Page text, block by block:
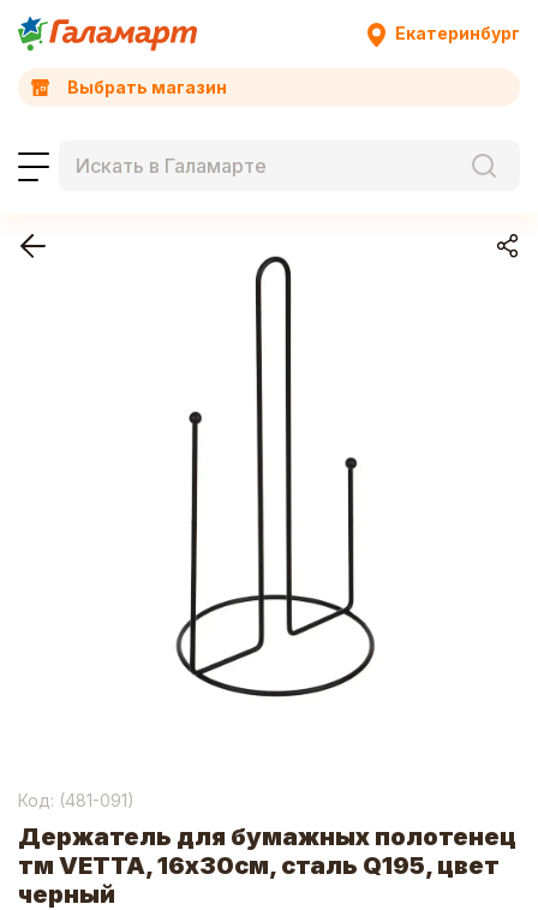
Екатеринбург
Выбрать магазин
Код: (481-091)
Держатель для бумажных полотенец
тм VETTA, 16х30см, сталь Q195, цвет
черный